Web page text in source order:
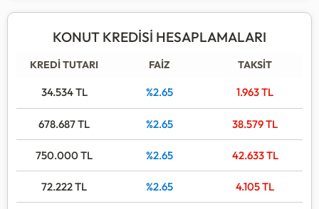
KONUT KREDİSİ HESAPLAMALARI
KREDİ TUTARI FAİZ TAKSİT
34.534TL %2.65 1.963TL
678.687TL %2.65 38.579TL
750.000TL %2.65 42.633TL
72.222TL %2.65 4.105TL